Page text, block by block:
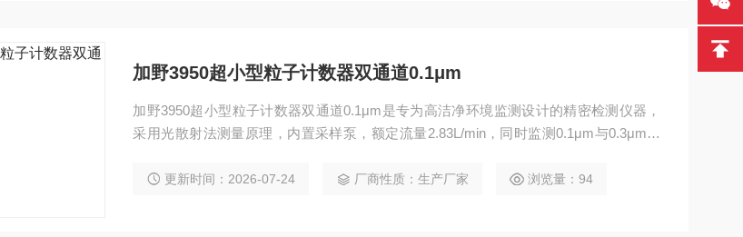
加野3950超小型粒子计数器双通道0.1μm
加野3950超小型粒子计数器双通道0.1μm是专为高洁净环境监测设计的精密检测仪器，
采用光散射法测量原理，内置采样泵，额定流量2.83L/min，同时监测0.1μm与0.3μm两
可保存10,000条CSV格式记录，适用于半导体设备嵌入、洁净室管理等场景。
更新时间：2026-07-24 厂商性质：生产厂家 浏览量：94